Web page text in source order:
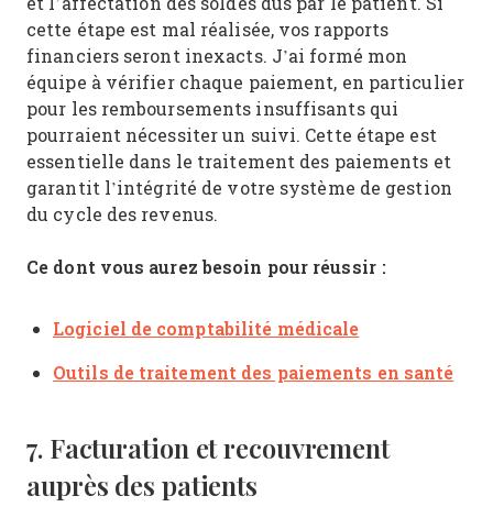
cette étape est mal réalisée, vos rapports
financiers seront inexacts. J’ai formé mon
équipe à vérifier chaque paiement, en particulier
pour les remboursements insuffisants qui
pourraient nécessiter un suivi. Cette étape est
essentielle dans le traitement des paiements et
garantit l’intégrité de votre système de gestion
du cycle des revenus.
Ce dont vous aurez besoin pour réussir :
Logiciel de comptabilité médicale
Outils de traitement des paiements en santé
7. Facturation et recouvrement
auprès des patients